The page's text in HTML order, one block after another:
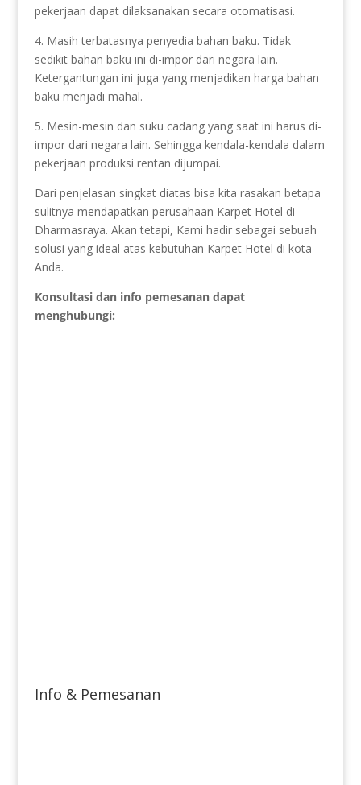
pekerjaan dapat dilaksanakan secara otomatisasi.
4. Masih terbatasnya penyedia bahan baku. Tidak
sedikit bahan baku ini di-impor dari negara lain.
Ketergantungan ini juga yang menjadikan harga bahan
baku menjadi mahal.
5. Mesin-mesin dan suku cadang yang saat ini harus di-
impor dari negara lain. Sehingga kendala-kendala dalam
pekerjaan produksi rentan dijumpai.
Dari penjelasan singkat diatas bisa kita rasakan betapa
sulitnya mendapatkan perusahaan Karpet Hotel di
Dharmasraya. Akan tetapi, Kami hadir sebagai sebuah
solusi yang ideal atas kebutuhan Karpet Hotel di kota
Anda.
Konsultasi dan info pemesanan dapat
menghubungi:
Info & Pemesanan